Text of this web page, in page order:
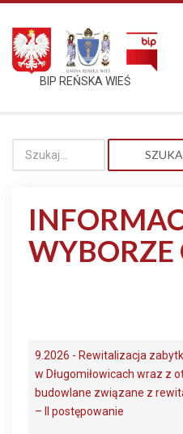
BIP REŃSKA WIEŚ
WYBORZE
9.2026 - Rewitalizacja
w Długomiłowicach wraz z
budowlane związane z
– II postępowanie